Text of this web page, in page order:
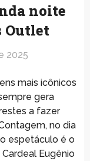
noite
Outlet
2025
mais icônicos
gera
a fazer
no dia
espetáculo é o
Eugênio